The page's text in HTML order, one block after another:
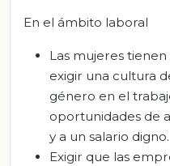
En el ámbito laboral
Las mujeres
exigir una cultura
género en el
oportunidades de
y a un salario digno.
Exigir que las